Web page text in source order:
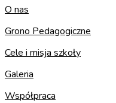
O nas
Grono Pedagogiczne
Cele i misja szkoły
Galeria
Współpraca